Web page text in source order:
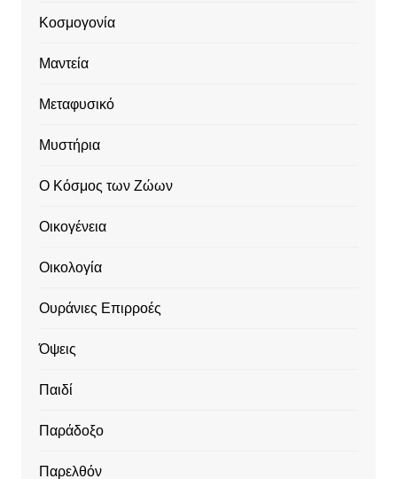
Κοσμογονία
Μαντεία
Μεταφυσικό
Μυστήρια
Ο Κόσμος των Ζώων
Οικογένεια
Οικολογία
Ουράνιες Επιρροές
Όψεις
Παιδί
Παράδοξο
Παρελθόν